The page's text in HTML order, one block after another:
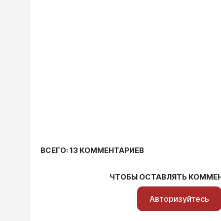
ВСЕГО: 13 КОММЕНТАРИЕВ
ЧТОБЫ ОСТАВЛЯТЬ
Авторизуйтесь